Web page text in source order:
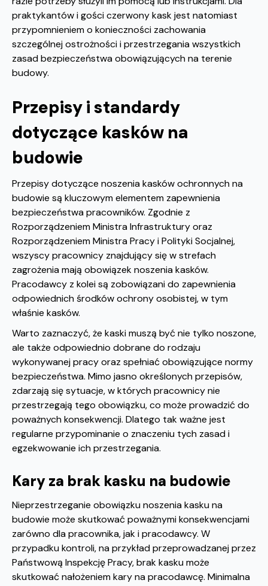
praktykantów i gości czerwony kask jest natomiast
przypomnieniem o konieczności zachowania
szczególnej ostrożności i przestrzegania wszystkich
zasad bezpieczeństwa obowiązujących na terenie
budowy.
Przepisy i standardy
dotyczące kasków na
budowie
Przepisy dotyczące noszenia kasków ochronnych na
budowie są kluczowym elementem zapewnienia
bezpieczeństwa pracowników. Zgodnie z
Rozporządzeniem Ministra Infrastruktury oraz
Rozporządzeniem Ministra Pracy i Polityki Socjalnej,
wszyscy pracownicy znajdujący się w strefach
zagrożenia mają obowiązek noszenia kasków.
Pracodawcy z kolei są zobowiązani do zapewnienia
odpowiednich środków ochrony osobistej, w tym
właśnie kasków.
Warto zaznaczyć, że kaski muszą być nie tylko noszone,
ale także odpowiednio dobrane do rodzaju
wykonywanej pracy oraz spełniać obowiązujące normy
bezpieczeństwa. Mimo jasno określonych przepisów,
zdarzają się sytuacje, w których pracownicy nie
przestrzegają tego obowiązku, co może prowadzić do
poważnych konsekwencji. Dlatego tak ważne jest
regularne przypominanie o znaczeniu tych zasad i
egzekwowanie ich przestrzegania.
Kary za brak kasku na budowie
Nieprzestrzeganie obowiązku noszenia kasku na
budowie może skutkować poważnymi konsekwencjami
zarówno dla pracownika, jak i pracodawcy. W
przypadku kontroli, na przykład przeprowadzanej przez
Państwową Inspekcję Pracy, brak kasku może
skutkować nałożeniem kary na pracodawcę. Minimalna